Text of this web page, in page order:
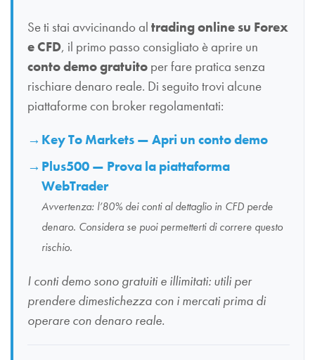
Se ti stai avvicinando al trading online su Forex
e CFD, il primo passo consigliato è aprire un
conto demo gratuito per fare pratica senza
rischiare denaro reale. Di seguito trovi alcune
piattaforme con broker regolamentati:
Key To Markets — Apri un conto demo
Plus500 — Prova la piattaforma
WebTrader
Avvertenza: l’80% dei conti al dettaglio in CFD perde
denaro. Considera se puoi permetterti di correre questo
rischio.
I conti demo sono gratuiti e illimitati: utili per
prendere dimestichezza con i mercati prima di
operare con denaro reale.